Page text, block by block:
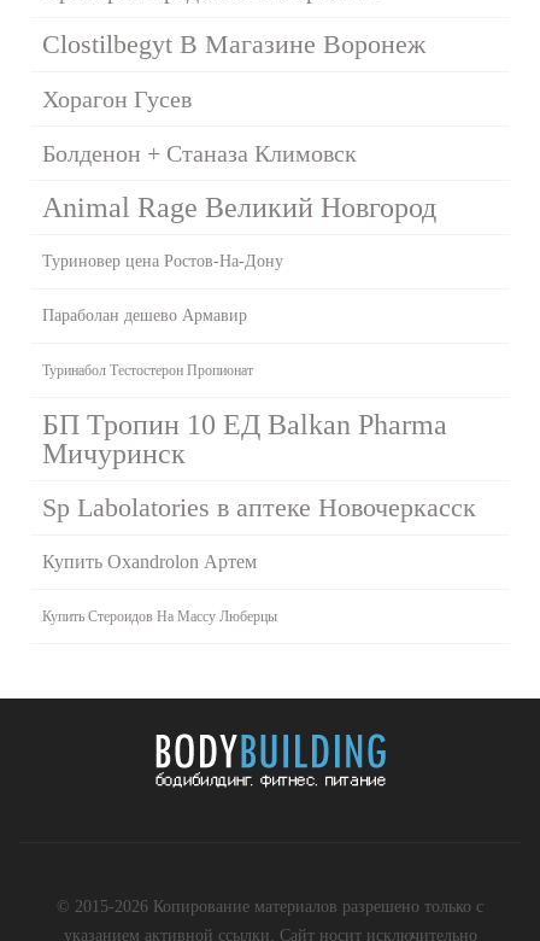
Clostilbegyt В Магазине Воронеж
Хорагон Гусев
Болденон + Станаза Климовск
Animal Rage Великий Новгород
Туриновер цена Ростов-На-Дону
Параболан дешево Армавир
Туринабол Тестостерон Пропионат
БП Тропин 10 ЕД Balkan Pharma
Мичуринск
Sp Labolatories в аптеке Новочеркасск
Купить Oxandrolon Артем
Купить Стероидов На Массу Люберцы
© 2015-2026 Копирование материалов разрешено только с
указанием активной ссылки. Сайт носит исключительно